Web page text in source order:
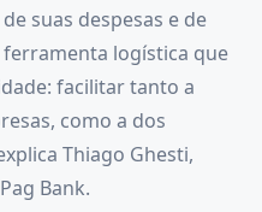
suas despesas e de
logística que
facilitar tanto a
como a dos
Thiago Ghesti,
Bank.